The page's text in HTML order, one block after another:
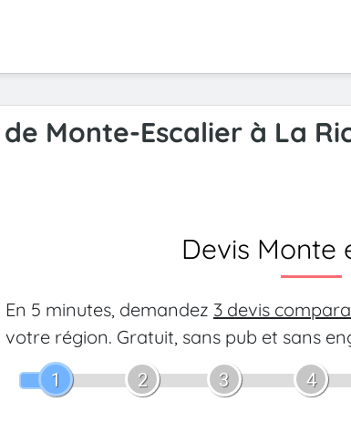
Monte-Escalier à La
Devis Monte
En 5 minutes, demandez 3 devis
votre région. Gratuit, sans pub et sans
1 2 3 4